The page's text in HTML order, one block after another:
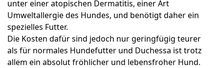
unter einer atopischen Dermatitis, einer Art
Umweltallergie des Hundes, und benötigt daher ein
spezielles Futter.
Die Kosten dafür sind jedoch nur geringfügig teurer
als für normales Hundefutter und Duchessa ist trotz
allem ein absolut fröhlicher und lebensfroher Hund.